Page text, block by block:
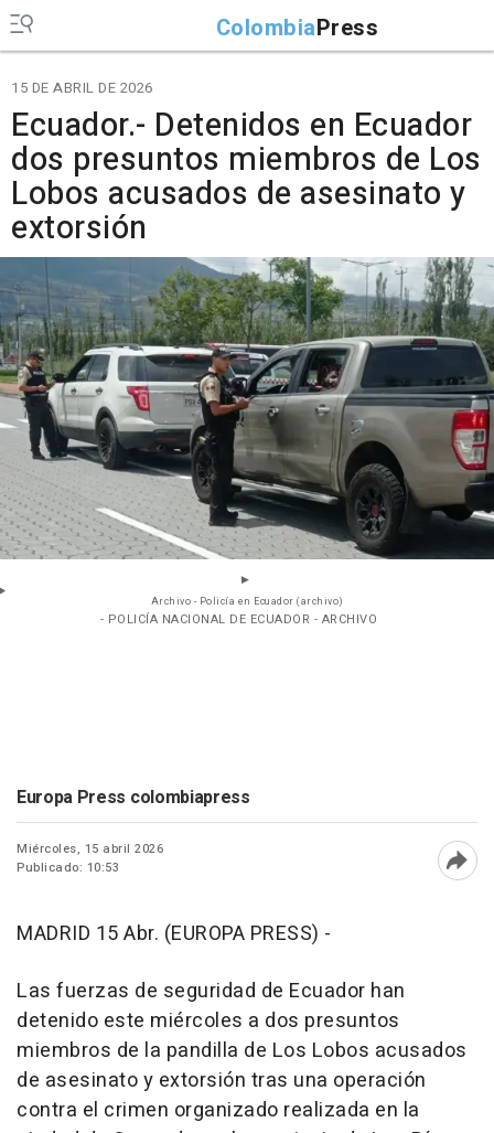
ColombiaPress
15 DE ABRIL DE 2026
Ecuador.- Detenidos en Ecuador
dos presuntos miembros de Los
Lobos acusados de asesinato y
extorsión
Archivo - Policía en Ecuador (archivo)
- POLICÍA NACIONAL DE ECUADOR - ARCHIVO
Europa Press colombiapress
Miércoles, 15 abril 2026
Publicado: 10:53
MADRID 15 Abr. (EUROPA PRESS) -
Las fuerzas de seguridad de Ecuador han
detenido este miércoles a dos presuntos
miembros de la pandilla de Los Lobos acusados
de asesinato y extorsión tras una operación
contra el crimen organizado realizada en la